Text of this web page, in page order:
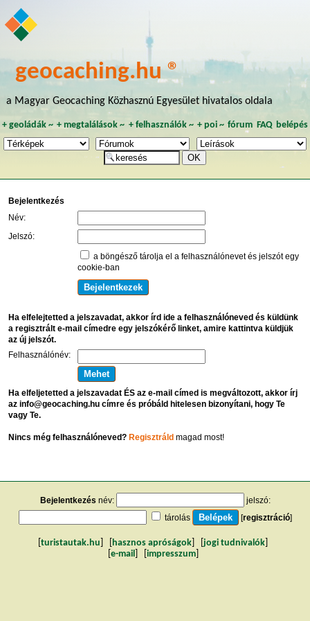
geocaching.hu ®
a Magyar Geocaching Közhasznú Egyesület hivatalos oldala
+ geoládák~ +megtalálások ~ + felhasználók~ + poi~ fórum FAQ belépés
Bejelentkezés
Név:
Jelszó:
a böngésző tárolja el a felhasználónevet és jelszót egy
cookie-ban
Ha elfelejtetted a jelszavadat, akkor írd ide a felhasználóneved és küldünk
a regisztrált e-mail címedre egy jelszókérő linket, amire kattintva küldjük
az új jelszót.
Felhasználónév:
Ha elfeljetetted a jelszavadat ÉS az e-mail címed is megváltozott, akkor írj
az info@geocaching.hu címre és próbáld hitelesen bizonyítani, hogy Te
vagy Te.
Nincs még felhasználóneved? Regisztráldmagad most!
Bejelentkezés név:
jelszó:
tárolás
[regisztráció]
turistautak.hu hasznos apróságok jogi tudnivalók
e-mail impresszum]